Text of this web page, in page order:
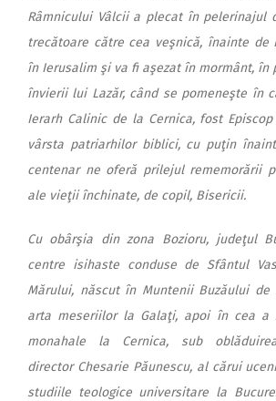
Râmnicului Vâlcii a plecat în pelerinajul
trecătoare către cea veşnică, înainte de
în Ierusalim şi va fi aşezat în mormânt, în
învierii lui Lazăr, când se pomeneşte în
Ierarh Calinic de la Cernica, fost
vârsta patriarhilor biblici, cu puţin
centenar ne oferă prilejul rememorării
ale vieţii închinate, de copil, Bisericii.
Cu obârşia din zona Bozioru, judeţul
centre isihaste conduse de Sfântul
Mărului, născut în Muntenii Buzăului
arta meseriilor la Galaţi, apoi în cea a
monahale la Cernica, sub
director Chesarie Păunescu, al cărui
studiile teologice universitare la